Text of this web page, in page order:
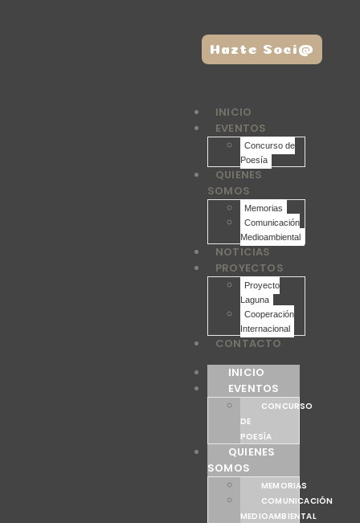
INICIO
EVENTOS
Concurso de
Poesía
QUIENES
SOMOS
Memorias
Comunicación
Medioambiental
NOTICIAS
PROYECTOS
Proyecto
Laguna
Cooperación
Internacional
CONTACTO
INICIO
EVENTOS
CONCURSO
DE
POESÍA
QUIENES
SOMOS
MEMORIAS
COMUNICACIÓN
MEDIOAMBIENTAL
Hazte Soci@